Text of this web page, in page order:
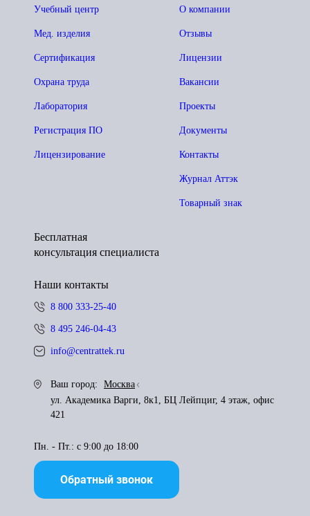
О компании
Отзывы
Лицензии
Вакансии
Проекты
Документы
Контакты
Журнал Аттэк
Товарный знак
Учебный центр
Мед. изделия
Сертификация
Охрана труда
Лаборатория
Регистрация ПО
Лицензирование
Бесплатная
консультация специалиста
Наши контакты
8 800 333-25-40
8 495 246-04-43
info@centrattek.ru
Ваш город:
Москва
ул. Академика Варги, 8к1, БЦ Лейпциг, 4 этаж, офис
421
Пн. - Пт.: с 9:00 до 18:00
Обратный звонок